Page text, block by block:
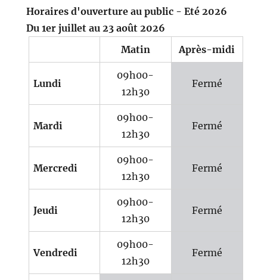
Horaires d'ouverture au public - Eté 2026
Du 1er juillet au 23 août 2026
Matin
Après-midi
Lundi
09h00-
12h30
Fermé
Mardi
09h00-
12h30
Fermé
Mercredi
09h00-
12h30
Fermé
Jeudi
09h00-
12h30
Fermé
Vendredi
09h00-
12h30
Fermé